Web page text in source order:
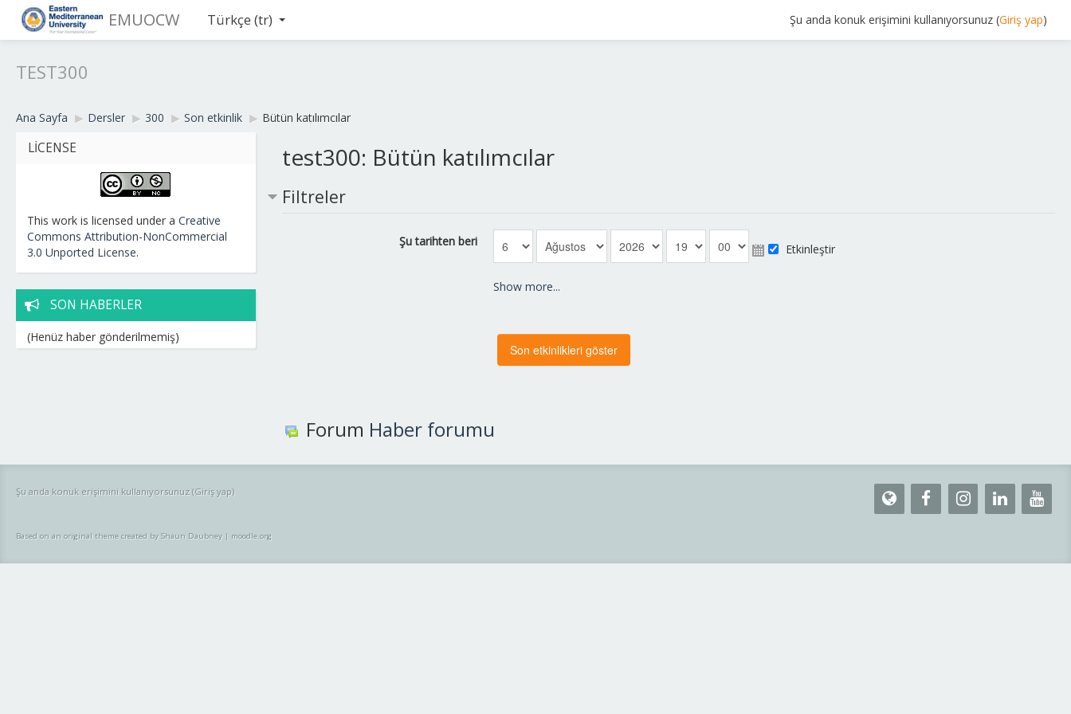
EMUOCW Şu anda konuk erişimini kullanıyorsunuz (Giriş yap)
Türkçe ‎(tr)‎
TEST300
Ana Sayfa ▶︎ Dersler ▶︎ 300 ▶︎ Son etkinlik ▶︎ Bütün katılımcılar
test300: Bütün katılımcılar
Filtreler
Şu tarihten beri
Etkinleştir
Show more...
Forum Haber forumu
LICENSE
This work is licensed under a Creative
Commons Attribution-NonCommercial
3.0 Unported License.
SON HABERLER
(Henüz haber gönderilmemiş)
Şu anda konuk erişimini kullanıyorsunuz (Giriş yap)
Based on an original theme created by Shaun Daubney| moodle.org